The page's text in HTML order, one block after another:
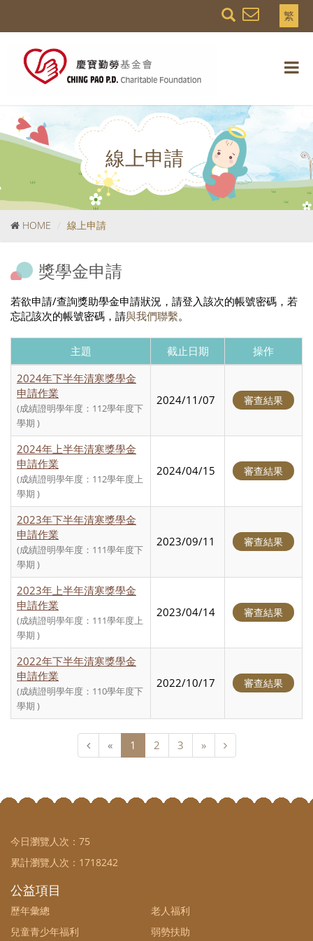
繁
線上申請
HOME 線上申請
獎學金申請
若欲申請/查詢獎助學金申請狀況，請登入該次的帳號密碼，若
忘記該次的帳號密碼，請與我們聯繫。
主題 截止日期
操作
2024年下半年清寒獎學金
申請作業
(成績證明學年度：112學年度下
學期 )
2024/11/07 審查結果
2024年上半年清寒獎學金
申請作業
(成績證明學年度：112學年度上
學期 )
2024/04/15 審查結果
2023年下半年清寒獎學金
申請作業
(成績證明學年度：111學年度下
學期 )
2023/09/11 審查結果
2023年上半年清寒獎學金
申請作業
(成績證明學年度：111學年度上
學期 )
2023/04/14 審查結果
2022年下半年清寒獎學金
申請作業
(成績證明學年度：110學年度下
學期 )
2022/10/17 審查結果
« 1 2 3 »
今日瀏覽人次： 75
累計瀏覽人次： 1718242
公益項目
歷年彙總
老人福利
兒童青少年福利
弱勢扶助